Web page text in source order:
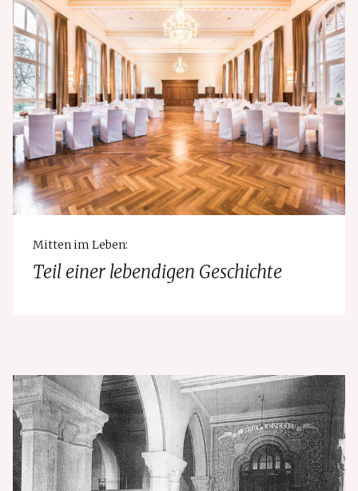
Mitten im Leben:
Teil einer lebendigen Geschichte